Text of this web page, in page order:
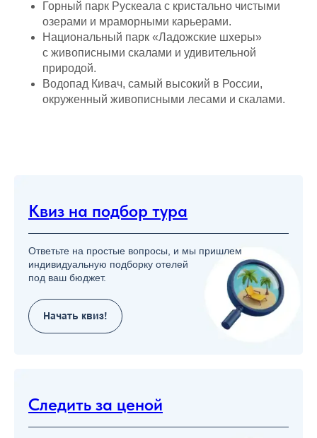
Горный парк Рускеала с кристально чистыми
озерами и мраморными карьерами.
Национальный парк «Ладожские шхеры»
с живописными скалами и удивительной
природой.
Водопад Кивач, самый высокий в России,
окруженный живописными лесами и скалами.
Квиз на подбор тура
Ответьте на простые вопросы, и мы пришлем
индивидуальную подборку отелей
под ваш бюджет.
Начать квиз!
Следить за ценой